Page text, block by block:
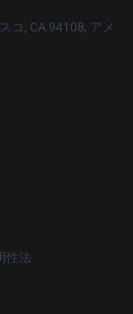
コ, CA 94108, アメ
性法